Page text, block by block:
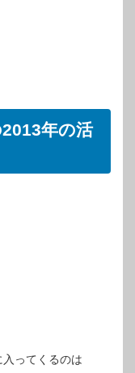
年の活
ってくるのは